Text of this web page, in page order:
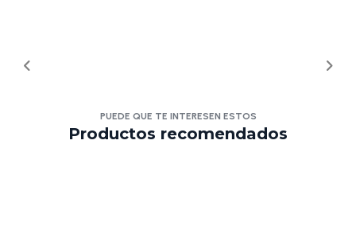
PUEDE QUE TE INTERESEN ESTOS
Productos recomendados